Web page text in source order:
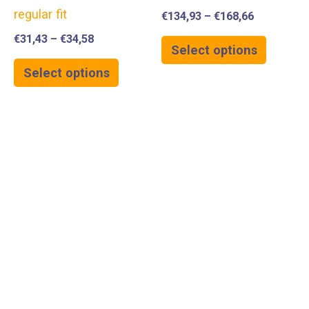
regular fit
€31,43 – €34,58
Select options
€134,93 – €168,66
Select options